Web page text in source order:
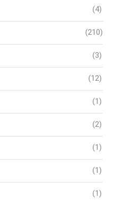
(4)
(210)
(3)
(12)
(1)
(2)
(1)
(1)
(1)